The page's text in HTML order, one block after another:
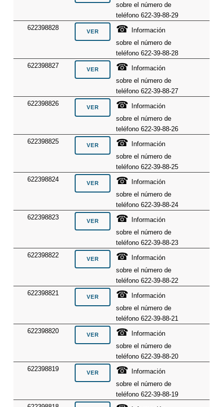
sobre el número de
teléfono 622-39-88-29
622398828
☎ Información
sobre el número de
teléfono 622-39-88-28
622398827
☎ Información
sobre el número de
teléfono 622-39-88-27
622398826
☎ Información
sobre el número de
teléfono 622-39-88-26
622398825
☎ Información
sobre el número de
teléfono 622-39-88-25
622398824
☎ Información
sobre el número de
teléfono 622-39-88-24
622398823
☎ Información
sobre el número de
teléfono 622-39-88-23
622398822
☎ Información
sobre el número de
teléfono 622-39-88-22
622398821
☎ Información
sobre el número de
teléfono 622-39-88-21
622398820
☎ Información
sobre el número de
teléfono 622-39-88-20
622398819
☎ Información
sobre el número de
teléfono 622-39-88-19